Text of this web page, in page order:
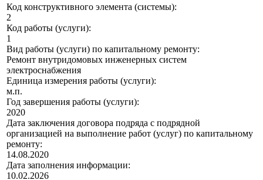
Код конструктивного элемента (системы):
2
Код работы (услуги):
1
Вид работы (услуги) по капитальному ремонту:
Ремонт внутридомовых инженерных систем
электроснабжения
Единица измерения работы (услуги):
м.п.
Год завершения работы (услуги):
2020
Дата заключения договора подряда с подрядной
организацией на выполнение работ (услуг) по капитальному
ремонту:
14.08.2020
Дата заполнения информации:
10.02.2026